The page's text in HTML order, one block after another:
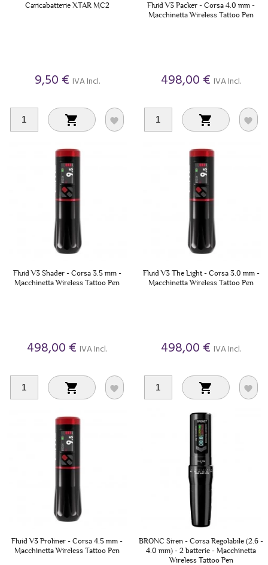
Caricabatterie XTAR MC2
9,50 € IVA Incl.
 
Fluid V3 Packer - Corsa 4.0 mm -
Macchinetta Wireless Tattoo Pen
498,00 € IVA Incl.
 
Fluid V3 Shader - Corsa 3.5 mm -
Macchinetta Wireless Tattoo Pen
498,00 € IVA Incl.
 
Fluid V3 The Light - Corsa 3.0 mm -
Macchinetta Wireless Tattoo Pen
498,00 € IVA Incl.
 
Fluid V3 Proliner - Corsa 4.5 mm -
Macchinetta Wireless Tattoo Pen
BRONC Siren - Corsa Regolabile (2.6 -
4.0 mm) - 2 batterie - Macchinetta
Wireless Tattoo Pen